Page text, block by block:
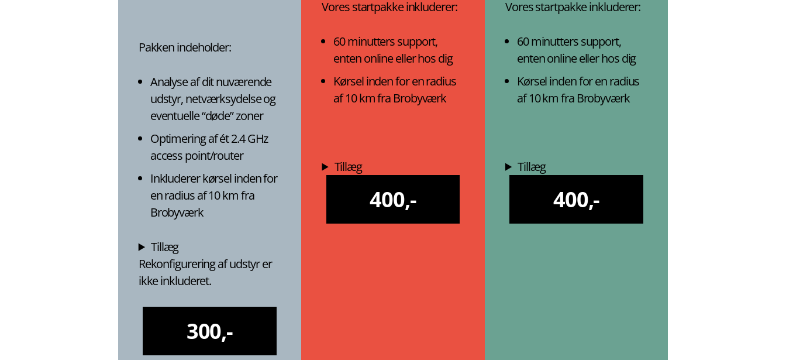
Pakken indeholder:
Analyse af dit nuværende
udstyr, netværksydelse og
eventuelle “døde” zoner
Optimering af ét 2.4 GHz
access point/router
Inkluderer kørsel inden for
en radius af 10 km fra
Brobyværk
Tillæg
Rekonfigurering af udstyr er
ikke inkluderet.
300,-
Vores startpakke inkluderer:
60 minutters support,
enten online eller hos dig
Kørsel inden for en radius
af 10 km fra Brobyværk
Tillæg
400,-
Vores startpakke inkluderer:
60 minutters support,
enten online eller hos dig
Kørsel inden for en radius
af 10 km fra Brobyværk
Tillæg
400,-